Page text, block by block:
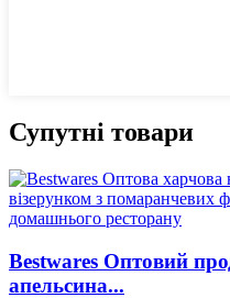
Супутні товари
Bestwares Оптовий
апельсина...